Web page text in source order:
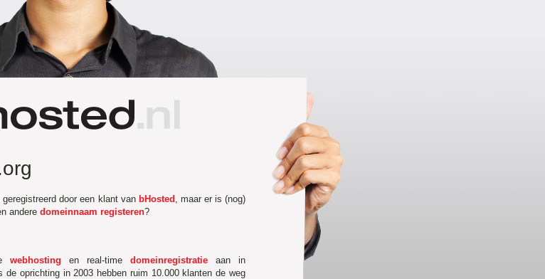
door een klant van bHosted
, maar er is (nog)
andere domeinnaam registeren?
webhosting en real-time domeinregistratie aan in
de oprichting in 2003 hebben ruim 10.000 klanten de weg